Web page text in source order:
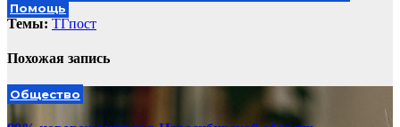
Помощь
Темы: ТГпост
Похожая запись
Общество